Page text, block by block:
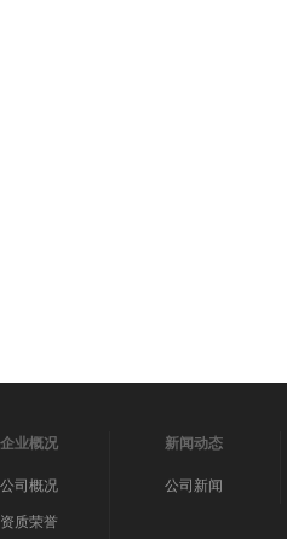
企业概况
公司概况
资质荣誉
新闻动态
公司新闻